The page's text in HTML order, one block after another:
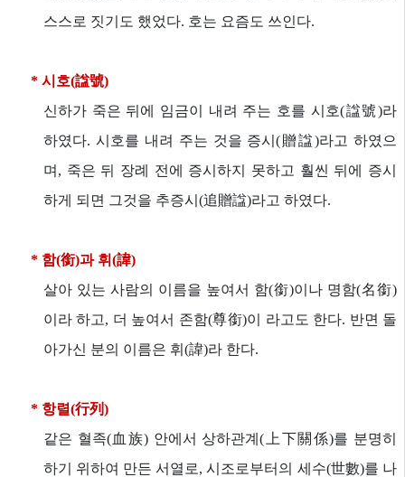
스스로 짓기도 했었다. 호는 요즘도 쓰인다.
* 시호(諡號)
신하가 죽은 뒤에 임금이 내려 주는 호를 시호(諡號)라
하였다. 시호를 내려 주는 것을 증시(贈諡)라고 하였으
며, 죽은 뒤 장례 전에 증시하지 못하고 훨씬 뒤에 증시
하게 되면 그것을 추증시(追贈諡)라고 하였다.
* 함(銜)과 휘(諱)
살아 있는 사람의 이름을 높여서 함(銜)이나 명함(名銜)
이라 하고, 더 높여서 존함(尊銜)이 라고도 한다. 반면 돌
아가신 분의 이름은 휘(諱)라 한다.
* 항렬(行列)
같은 혈족(血族) 안에서 상하관계(上下關係)를 분명히
하기 위하여 만든 서열로, 시조로부터의 세수(世數)를 나